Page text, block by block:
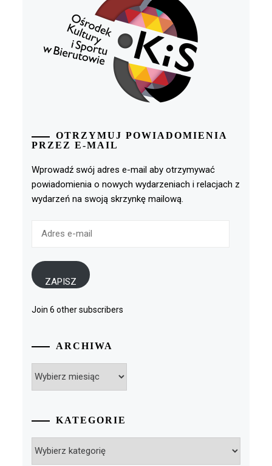
OTRZYMUJ POWIADOMIENIA
PRZEZ E-MAIL
Wprowadź swój adres e-mail aby otrzymywać
powiadomienia o nowych wydarzeniach i relacjach z
wydarzeń na swoją skrzynkę mailową.
ZAPISZ
Join 6 other subscribers
ARCHIWA
KATEGORIE